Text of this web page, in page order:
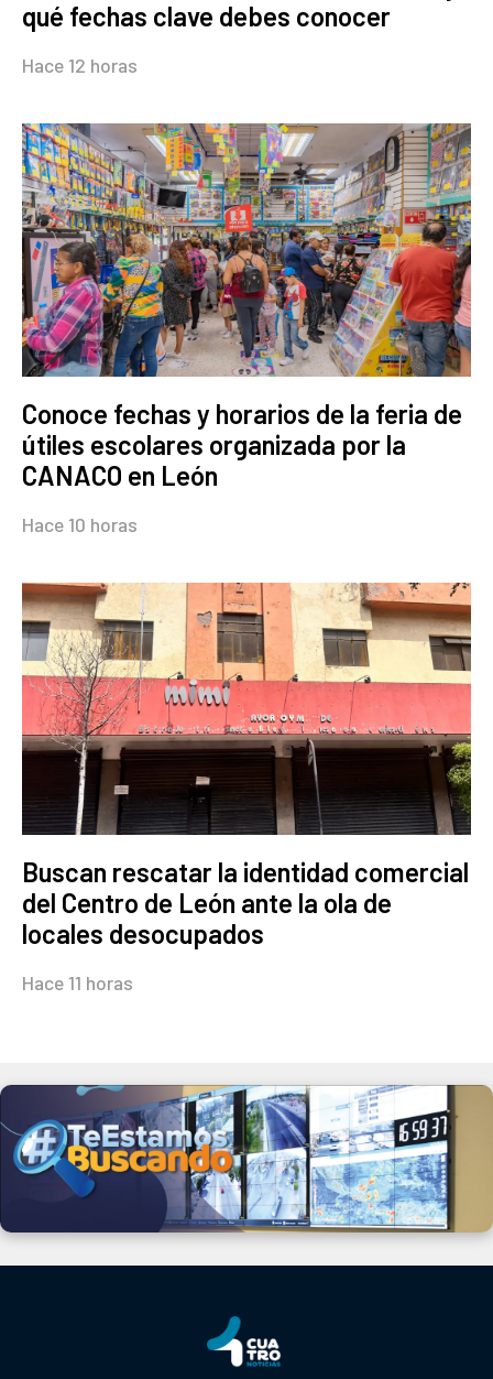
qué fechas clave debes conocer
Hace 12 horas
Conoce fechas y horarios de la feria de
útiles escolares organizada por la
CANACO en León
Hace 10 horas
Buscan rescatar la identidad comercial
del Centro de León ante la ola de
locales desocupados
Hace 11 horas